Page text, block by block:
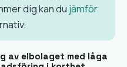
dig kan du jämför
av elbolaget med låga